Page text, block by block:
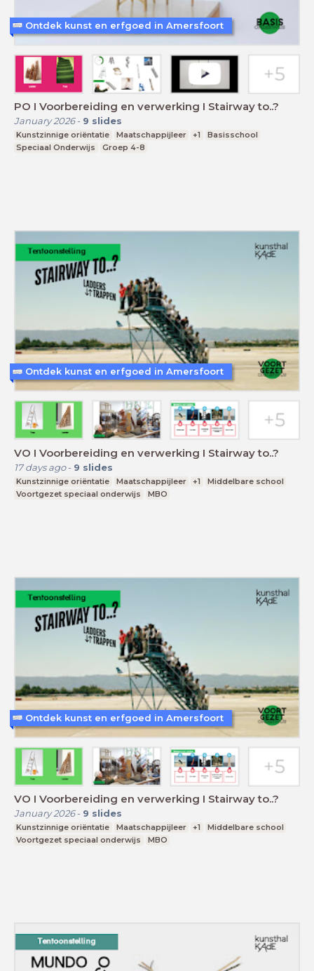
PO I Voorbereiding en verwerking I Stairway to..?
January 2026- 9 slides
Kunstzinnige oriëntatie Maatschappijleer +1
Basisschool
Speciaal Onderwijs
Groep 4-8
Ontdek kunst en erfgoed in Amersfoort
VO I Voorbereiding en verwerking I Stairway to..?
17 days ago- 9 slides
Kunstzinnige oriëntatie Maatschappijleer +1
Middelbare school
Voortgezet speciaal onderwijs
MBO
Ontdek kunst en erfgoed in Amersfoort
VO I Voorbereiding en verwerking I Stairway to..?
January 2026- 9 slides
Kunstzinnige oriëntatie Maatschappijleer +1
Middelbare school
Voortgezet speciaal onderwijs
MBO
Ontdek kunst en erfgoed in Amersfoort